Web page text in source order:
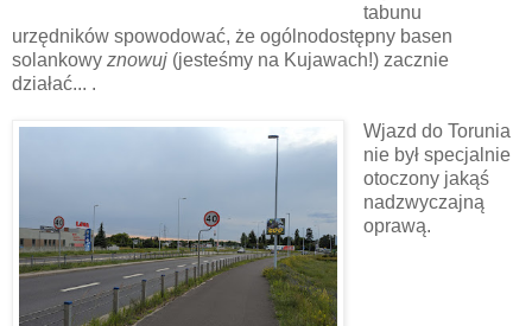
tabunu
urzędników spowodować, że ogólnodostępny basen
solankowy znowuj (jesteśmy na Kujawach!) zacznie
działać... .
Wjazd do Torunia
nie był specjalnie
otoczony jakąś
nadzwyczajną
oprawą.